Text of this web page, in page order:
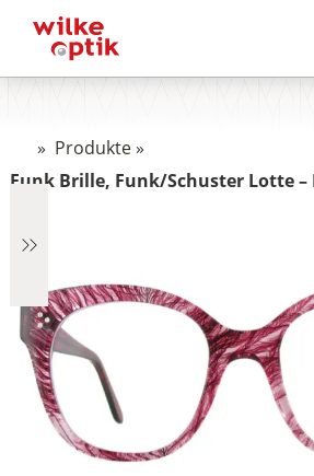
» Produkte»
Funk Brille, Funk/Schuster Lotte